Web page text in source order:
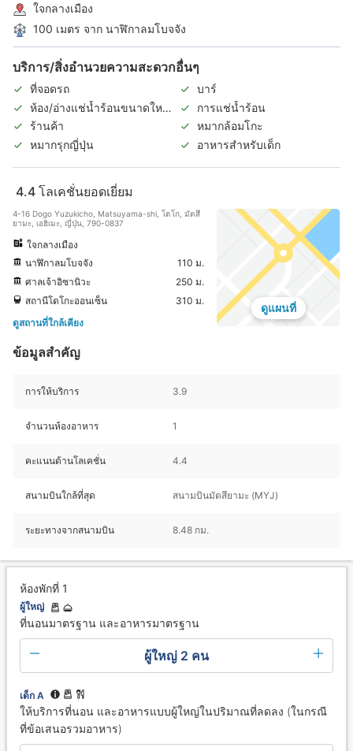
ใจกลางเมือง
100 เมตร จาก นาฬิกาลมโบจจัง
บริการ/สิ่งอำนวยความสะดวกอื่นๆ
ที่จอดรถ
บาร์
ห้อง/อ่างแช่น้ำร้อนขนาดใหญ่
ในร่ม
การแช่น้ำร้อน
ร้านค้า
หมากล้อมโกะ
หมากรุกญี่ปุ่น
อาหารสำหรับเด็ก
4.4 โลเคชั่นยอดเยี่ยม
4-16 Dogo Yuzukicho, Matsuyama-shi, โดโก, มัตสึ
ยามะ, เอฮิเมะ, ญี่ปุ่น, 790-0837
ใจกลางเมือง
นาฬิกาลมโบจจัง
110 ม.
ศาลเจ้าอิซานิวะ
250 ม.
สถานีโดโกะออนเซ็น
310 ม.
ดูสถานที่ใกล้เคียง
ดูแผนที่
ข้อมูลสำคัญ
การให้บริการ 3.9
จำนวนห้องอาหาร 1
คะแนนด้านโลเคชั่น 4.4
สนามบินใกล้ที่สุด สนามบินมัตสึยามะ (MYJ)
ระยะทางจากสนามบิน 8.48 กม.
ห้องพักที่ 1
ผู้ใหญ่
ที่นอนมาตรฐาน และอาหารมาตรฐาน
ผู้ใหญ่ 2 คน
เด็ก A
ให้บริการที่นอน และอาหารแบบผู้ใหญ่ในปริมาณที่ลดลง (ในกรณี
ที่ข้อเสนอรวมอาหาร)